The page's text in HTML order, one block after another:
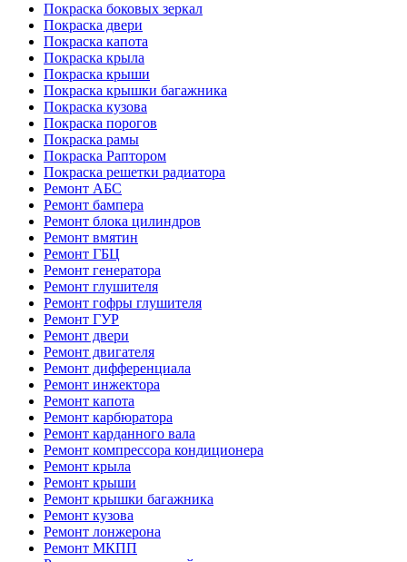
Покраска боковых зеркал
Покраска двери
Покраска капота
Покраска крыла
Покраска крыши
Покраска крышки багажника
Покраска кузова
Покраска порогов
Покраска рамы
Покраска Раптором
Покраска решетки радиатора
Ремонт АБС
Ремонт бампера
Ремонт блока цилиндров
Ремонт вмятин
Ремонт ГБЦ
Ремонт генератора
Ремонт глушителя
Ремонт гофры глушителя
Ремонт ГУР
Ремонт двери
Ремонт двигателя
Ремонт дифференциала
Ремонт инжектора
Ремонт капота
Ремонт карбюратора
Ремонт карданного вала
Ремонт компрессора кондиционера
Ремонт крыла
Ремонт крыши
Ремонт крышки багажника
Ремонт кузова
Ремонт лонжерона
Ремонт МКПП